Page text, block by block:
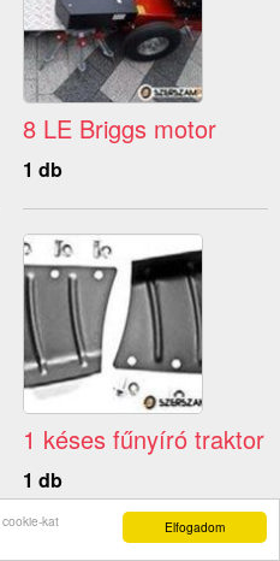
Elfogadom
kat
8 LE Briggs motor
1 db
1 késes fűnyíró traktor
1 db